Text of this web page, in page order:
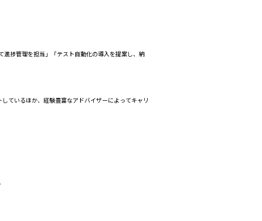
捗管理を担当」「テスト自動化の導入を提案し、納
ているほか、経験豊富なアドバイザーによってキャリ